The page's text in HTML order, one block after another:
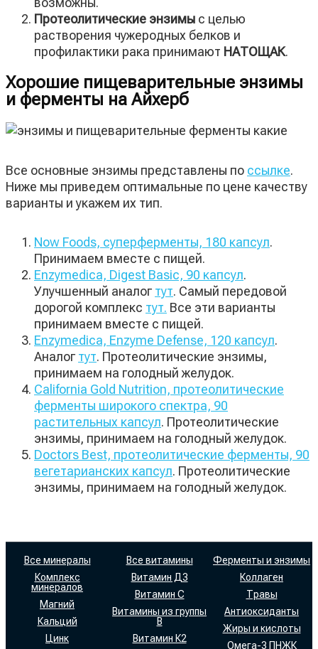
Протеолитические энзимы с целью
растворения чужеродных белков и
профилактики рака принимают НАТОЩАК.
Хорошие пищеварительные энзимы
и ферменты на Айхерб
Все основные энзимы представлены по ссылке.
Ниже мы приведем оптимальные по цене качеству
варианты и укажем их тип.
Now Foods, суперферменты, 180 капсул.
Принимаем вместе с пищей.
Enzymedica, Digest Basic, 90 капсул.
Улучшенный аналог тут. Самый передовой
дорогой комплекс тут. Все эти варианты
принимаем вместе с пищей.
Enzymedica, Enzyme Defense, 120 капсул.
Аналог тут. Протеолитические энзимы,
принимаем на голодный желудок.
California Gold Nutrition, протеолитические
ферменты широкого спектра, 90
растительных капсул. Протеолитические
энзимы, принимаем на голодный желудок.
Doctors Best, протеолитические ферменты, 90
вегетарианских капсул. Протеолитические
энзимы, принимаем на голодный желудок.
Все минералы
Комплекс
минералов
Магний
Кальций
Цинк
Все витамины
Витамин Д3
Витамин С
Витамины из группы
В
Витамин К2
Ферменты и энзимы
Коллаген
Травы
Антиоксиданты
Жиры и кислоты
Омега-3 ПНЖК